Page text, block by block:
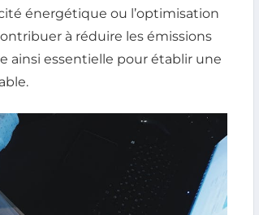
énergétique ou l’optimisation
à réduire les émissions
ainsi essentielle pour établir une